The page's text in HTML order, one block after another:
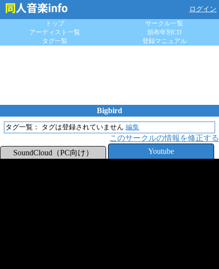
ログイン
トップ
サークル一覧
アーティスト一覧
頒布年別CD
タグ一覧
登録マニュアル
Bigbird
タグ一覧： タグは登録されていません 編集
このサークルの情報を修正する
SoundCloud（PC向け）
Youtube